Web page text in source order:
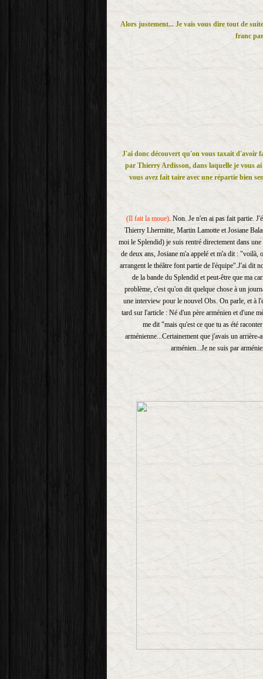
Alors justement... Je vais vous dire tout de
franc
J'ai donc découvert qu'on vous taxait d'avoir
par Thierry Ardisson, dans laquelle je vous
vous avez fait taire avec une répartie bien
(Il fait la moue). Non. Je n'en ai pas fait partie.
Thierry Lhermitte, Martin Lamotte et Josiane
moi le Splendid) je suis rentré directement dans
de deux ans, Josiane m'a appelé et m'a dit :
arrangent le théâtre font partie de l'équipe".J'ai dit
de la bande du Splendid et peut-être que ma
problème, c'est qu'on dit quelque chose à un
une interview pour le nouvel Obs. On parle, et à
tard sur l'article : Né d'un père arménien et d'une
me dit "mais qu'est ce que tu as été
arménienne...Certainement que j'avais un
arménien...Je ne suis par